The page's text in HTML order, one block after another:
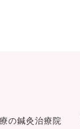
の鍼灸治療院